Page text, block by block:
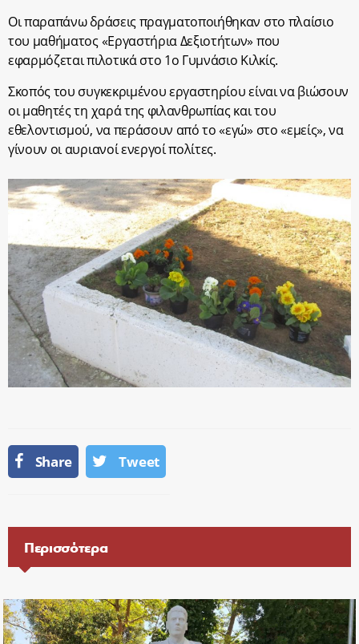
Οι παραπάνω δράσεις πραγματοποιήθηκαν στο πλαίσιο
του μαθήματος «Εργαστήρια Δεξιοτήτων» που
εφαρμόζεται πιλοτικά στο 1ο Γυμνάσιο Κιλκίς.
Σκοπός του συγκεκριμένου εργαστηρίου είναι να βιώσουν
οι μαθητές τη χαρά της φιλανθρωπίας και του
εθελοντισμού, να περάσουν από το «εγώ» στο «εμείς», να
γίνουν οι αυριανοί ενεργοί πολίτες.
Share Tweet
Περισσότερα